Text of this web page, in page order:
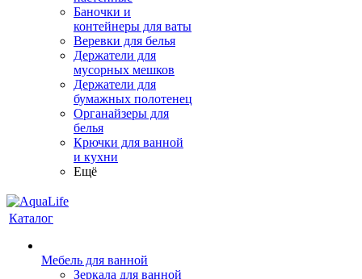
Баночки и
контейнеры для ваты
Веревки для белья
Держатели для
мусорных мешков
Держатели для
бумажных полотенец
Органайзеры для
белья
Крючки для ванной
и кухни
Ещё
Каталог
Мебель для ванной
Зеркала для ванной